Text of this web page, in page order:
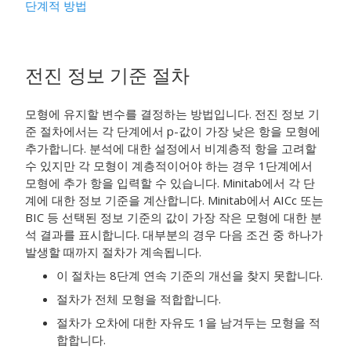
단계적 방법
전진 정보 기준 절차
모형에 유지할 변수를 결정하는 방법입니다. 전진 정보 기
준 절차에서는 각 단계에서 p-값이 가장 낮은 항을 모형에
추가합니다. 분석에 대한 설정에서 비계층적 항을 고려할
수 있지만 각 모형이 계층적이어야 하는 경우 1단계에서
모형에 추가 항을 입력할 수 있습니다. Minitab에서 각 단
계에 대한 정보 기준을 계산합니다. Minitab에서 AICc 또는
BIC 등 선택된 정보 기준의 값이 가장 작은 모형에 대한 분
석 결과를 표시합니다. 대부분의 경우 다음 조건 중 하나가
발생할 때까지 절차가 계속됩니다.
이 절차는 8단계 연속 기준의 개선을 찾지 못합니다.
절차가 전체 모형을 적합합니다.
절차가 오차에 대한 자유도 1을 남겨두는 모형을 적
합합니다.